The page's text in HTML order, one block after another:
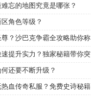
忘的地图究竟是哪张？
角色等级？
？沙巴克争霸全攻略助你称
提升实力？独家秘籍带你突
还要不断升级？
血传奇私服？免费史诗秘籍